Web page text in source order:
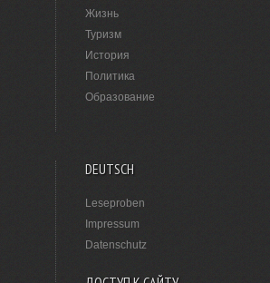
Жизнь
Туризм
История
Политика
Образование
DEUTSCH
Leseproben
Impressum
Datenschutz